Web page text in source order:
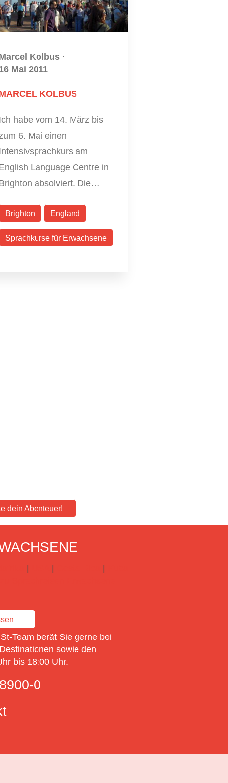
Marcel Kolbus ·
16 Mai 2011
MARCEL KOLBUS
Ich habe vom 14. März bis
6. Mai einen
Intensivsprachkurs am
English Language Centre in
Brighton absolviert. Die…
Brighton England
Sprachkurse für Erwachsene
dein Abenteuer!
Team berät Sie gerne bei
sowie den
bis 18:00 Uhr.
0